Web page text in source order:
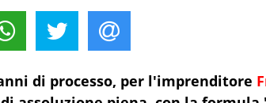
di processo, per l'imprenditore